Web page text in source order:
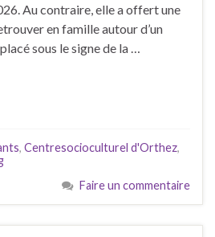
Au contraire, elle a offert une
en famille autour d’un
sous le signe de la …
, Centresocioculturel d'Orthez,
Faire un commentaire